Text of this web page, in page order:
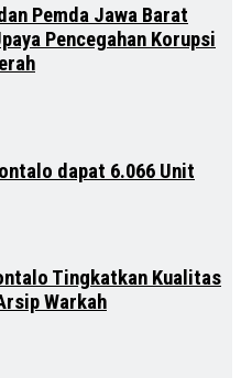
Pemda Jawa Barat
Pencegahan Korupsi
dapat 6.066 Unit
Tingkatkan Kualitas
Warkah